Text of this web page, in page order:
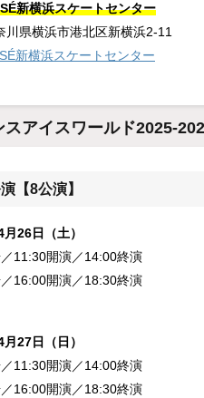
新横浜スケートセンター
川県横浜市港北区新横浜2-11
新横浜スケートセンター
スアイスワールド2025-
【8公演】
26日（土）
11:30開演／14:00終演
16:00開演／18:30終演
27日（日）
11:30開演／14:00終演
16:00開演／18:30終演